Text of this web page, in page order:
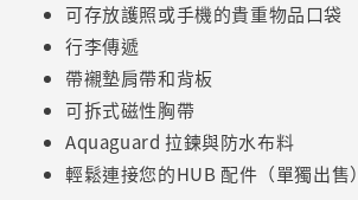
可存放護照或手機的貴重物品口袋
行李傳遞
帶襯墊肩帶和背板
可拆式磁性胸帶
Aquaguard 拉鍊與防水布料
輕鬆連接您的HUB 配件（單獨出售）